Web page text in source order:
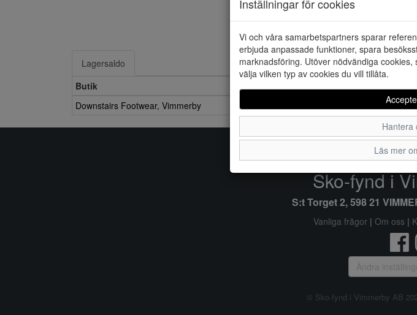
Lagersaldo
Butik
Downstairs Footwear, Vimmerby
Inställningar för cookies
Vi och våra samarbetspartners sparar
erbjuda anpassade funktioner, spara
marknadsföring. Utöver nödvändiga
välja vilken typ av cookies du vill tillåta.
Hantera
Läs mer
Sko-fynd i
S:t Torget 2, 598 21
Vanliga frågor | Om oss |
Ändra
© Sko-fynd i Vimmerby AB